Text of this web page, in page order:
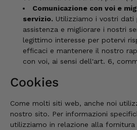
Comunicazione con voi e
servizio. Utilizziamo i vostri dati
assistenza e migliorare i nostri
legittimo interesse per potervi
efficaci e mantenere il nostro
con voi, ai sensi dell'art. 6,
Cookies
Come molti siti web, anche noi
nostro sito. Per informazioni
utilizziamo in relazione alla